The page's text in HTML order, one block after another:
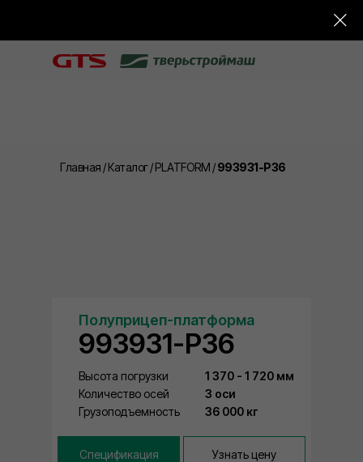
Спецификация Узнать цену
Главная /Каталог/PLATFORM /993931-P36
Полуприцеп-платформа
993931-P36
Высота погрузки
1 370 - 1 720 мм
Количество осей
3 оси
Грузоподъемность
36 000 кг